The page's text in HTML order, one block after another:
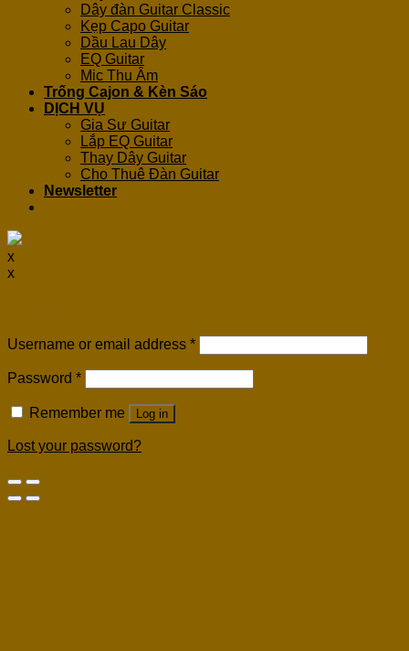
Dây đàn Guitar Classic
Kẹp Capo Guitar
Dầu Lau Dây
EQ Guitar
Mic Thu Âm
Trống Cajon & Kèn Sáo
DỊCH VỤ
Gia Sư Guitar
Lắp EQ Guitar
Thay Dây Guitar
Cho Thuê Đàn Guitar
Newsletter
x
x
Username or email address *
Password *
Remember me Log in
Lost your password?